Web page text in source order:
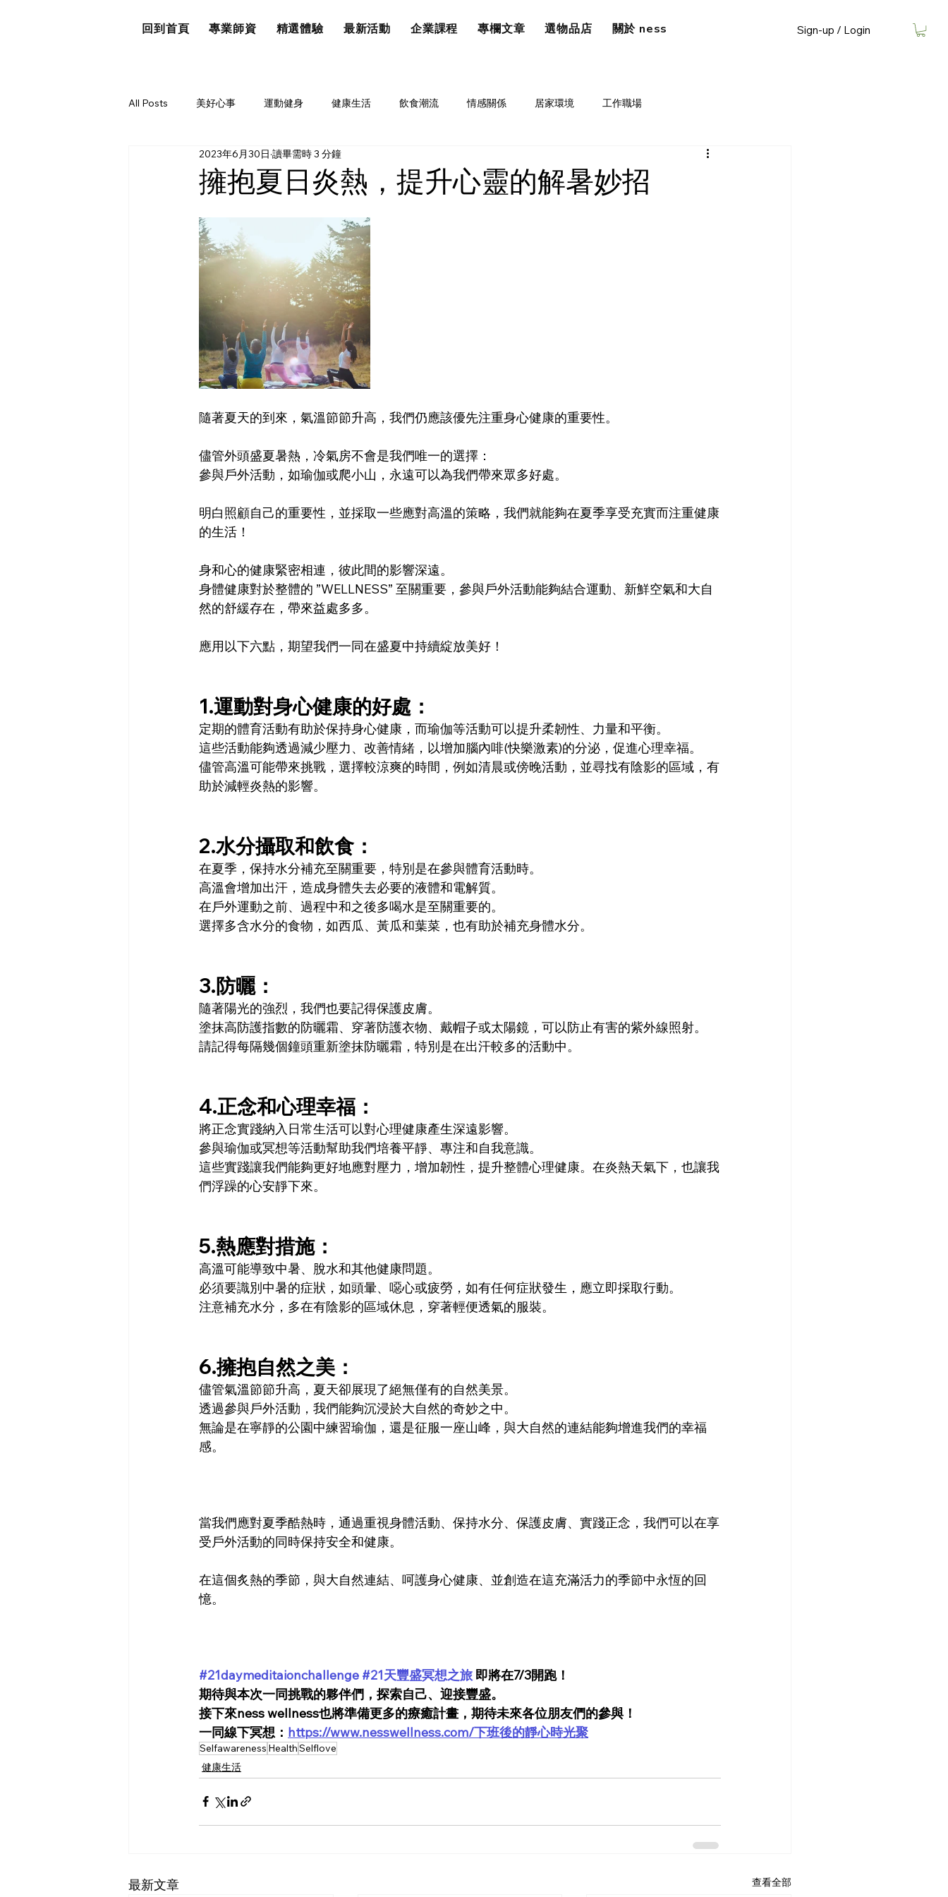
回到首頁 專業師資 精選體驗 最新活動 企業課程 專欄文章 選物品店 關於​ ness Sign-up / Login
All Posts 美好心事 運動健身 健康生活 飲食潮流 情感關係 居家環境 工作職場
擁抱夏日炎熱，提升心靈的解暑妙招
2023年6月30日 讀畢需時 3 分鐘
隨著夏天的到來，氣溫節節升高，我們仍應該優先注重身心健康的重要性。
儘管外頭盛夏暑熱，冷氣房不會是我們唯一的選擇：
參與戶外活動，如瑜伽或爬小山，永遠可以為我們帶來眾多好處。
明白照顧自己的重要性，並採取一些應對高溫的策略，我們就能夠在夏季享受充實而注重健康
的生活！
身和心的健康緊密相連，彼此間的影響深遠。
身體健康對於整體的 ”WELLNESS” 至關重要，參與戶外活動能夠結合運動、新鮮空氣和大自
然的舒緩存在，帶來益處多多。
應用以下六點，期望我們一同在盛夏中持續綻放美好！
1.運動對身心健康的好處：
定期的體育活動有助於保持身心健康，而瑜伽等活動可以提升柔韌性、力量和平衡。
這些活動能夠透過減少壓力、改善情緒，以增加腦內啡(快樂激素)的分泌，促進心理幸福。
儘管高溫可能帶來挑戰，選擇較涼爽的時間，例如清晨或傍晚活動，並尋找有陰影的區域，有
助於減輕炎熱的影響。
2.水分攝取和飲食：
在夏季，保持水分補充至關重要，特別是在參與體育活動時。
高溫會增加出汗，造成身體失去必要的液體和電解質。
在戶外運動之前、過程中和之後多喝水是至關重要的。
選擇多含水分的食物，如西瓜、黃瓜和葉菜，也有助於補充身體水分。
3.防曬：
隨著陽光的強烈，我們也要記得保護皮膚。
塗抹高防護指數的防曬霜、穿著防護衣物、戴帽子或太陽鏡，可以防止有害的紫外線照射。
請記得每隔幾個鐘頭重新塗抹防曬霜，特別是在出汗較多的活動中。
4.正念和心理幸福：
將正念實踐納入日常生活可以對心理健康產生深遠影響。
參與瑜伽或冥想等活動幫助我們培養平靜、專注和自我意識。
這些實踐讓我們能夠更好地應對壓力，增加韌性，提升整體心理健康。在炎熱天氣下，也讓我
們浮躁的心安靜下來。
5.熱應對措施：
高溫可能導致中暑、脫水和其他健康問題。
必須要識別中暑的症狀，如頭暈、噁心或疲勞，如有任何症狀發生，應立即採取行動。
注意補充水分，多在有陰影的區域休息，穿著輕便透氣的服裝。
6.擁抱自然之美：
儘管氣溫節節升高，夏天卻展現了絕無僅有的自然美景。
透過參與戶外活動，我們能夠沉浸於大自然的奇妙之中。
無論是在寧靜的公園中練習瑜伽，還是征服一座山峰，與大自然的連結能夠增進我們的幸福
感。
當我們應對夏季酷熱時，通過重視身體活動、保持水分、保護皮膚、實踐正念，我們可以在享
受戶外活動的同時保持安全和健康。
在這個炙熱的季節，與大自然連結、呵護身心健康、並創造在這充滿活力的季節中永恆的回
憶。
#21daymeditaionchallenge #21天豐盛冥想之旅 即將在7/3開跑！
期待與本次一同挑戰的夥伴們，探索自己、迎接豐盛。
接下來ness wellness也將準備更多的療癒計畫，期待未來各位朋友們的參與！
一同線下冥想： https://www.nesswellness.com/下班後的靜心時光聚
Selfawareness HealthSelflove
健康生活
最新文章 查看全部